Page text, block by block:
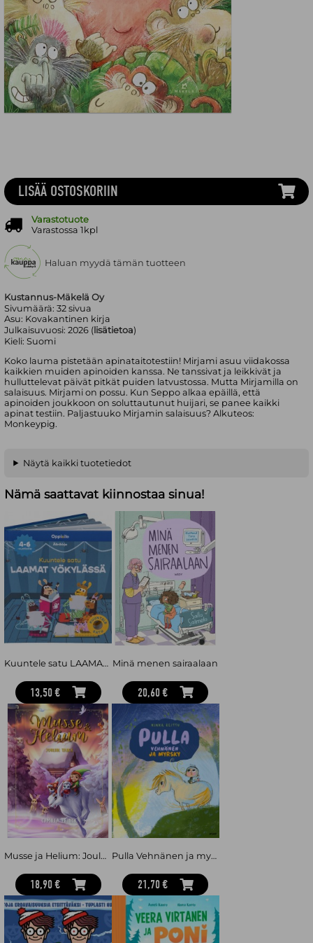
Kustannus-Mäkelä Oy
Sivumäärä:32 sivua
Asu: Kovakantinen kirja
Julkaisuvuosi:2026 ( lisätietoa)
Kieli:Suomi
Koko lauma pistetään apinataitotestiin! Mirjami asuu viidakossa
kaikkien muiden apinoiden kanssa. Ne tanssivat ja leikkivät ja
hulluttelevat päivät pitkät puiden latvustossa. Mutta Mirjamilla on
salaisuus. Mirjami on possu. Kun Seppo alkaa epäillä, että
apinoiden joukkoon on soluttautunut huijari, se panee kaikki
apinat testiin. Paljastuuko Mirjamin salaisuus? Alkuteos:
Monkeypig.
LISÄÄ OSTOSKORIIN
Varastotuote
Varastossa 1kpl
Haluan myydä tämän tuotteen
Näytä kaikki tuotetiedot
Nämä saattavat kiinnostaa sinua!
Kuuntele satu LAAMAT YÖKYLÄSSÄ -äänikirja 4-6 v
13,50 €
Minä menen sairaalaan
20,60 €
Musse ja Helium: Joulun taika
18,90 €
Pulla Vehnänen ja myrsky
21,70 €